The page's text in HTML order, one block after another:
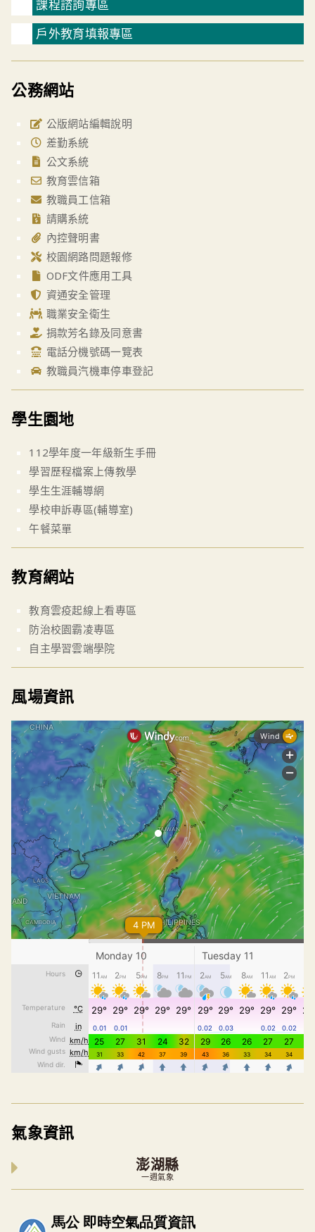
課程諮詢專區
戶外教育填報專區
公務網站
公版網站編輯說明
差勤系統
公文系統
教育雲信箱
教職員工信箱
請購系統
內控聲明書
校園網路問題報修
ODF文件應用工具
資通安全管理
職業安全衛生
捐款芳名錄及同意書
電話分機號碼一覽表
教職員汽機車停車登記
學生園地
112學年度一年級新生手冊
學習歷程檔案上傳教學
學生生涯輔導網
學校申訴專區(輔導室)
午餐菜單
教育網站
教育雲疫起線上看專區
防治校園霸凌專區
自主學習雲端學院
風場資訊
氣象資訊
澎湖縣
一週氣象
內嵌空氣品質小工具為視覺預覽，完整即時空